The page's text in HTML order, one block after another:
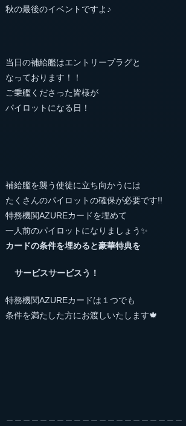
秋の最後のイベントですよ♪
当日の補給艦はエントリープラグと
なっております！！
ご乗艦くださった皆様が
パイロットになる日！
補給艦を襲う使徒に立ち向かうには
たくさんのパイロットの確保が必要です!!
特務機関AZUREカードを埋めて
一人前のパイロットになりましょう✨
カードの条件を埋めると豪華特典を
サービスサービスう！
特務機関AZUREカードは１つでも
条件を満たした方にお渡しいたします🍁